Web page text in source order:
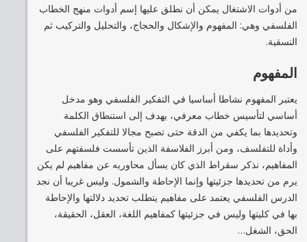
من أدوات الاشتغال يمكن أن نطلق عليها إسم أدوات منهج الخطاب
الفلسفي وهي: المفهوم والإشكال والحجاج، والتحليل والتركيب ثم
النسقية.
المفهوم
يعتبر المفهوم نشاطا أساسيا في التفكير الفلسفي وهو مدخل
أساسي لتأسيس خطاب معرفي، يهدف إلى استنطاق الكلمة
وتحديدها بما يكفي من الدقة حتى تصبح مجالا للتفكير الفلسفي
وأداة للتفلسف، ومن أبرز الفلاسفة الذين تأسست فلسفتهم على
المفاهيم، نذكر سقراط الذي كان يسأل محاوريه عن مفاهيم لم يكن
يرم من تحديدها جزئيتها وإنما الإحاطة والشمول. وليس غريبا أن نجد
الدرس الفلسفي يعتمد على مفاهيم يتطلب تحديد دلالتها والإحاطة
بها في كليتها وليس في جزئيتها كمفاهيم اللغة، العقل، الحقيقة،
الحق، الشغل…